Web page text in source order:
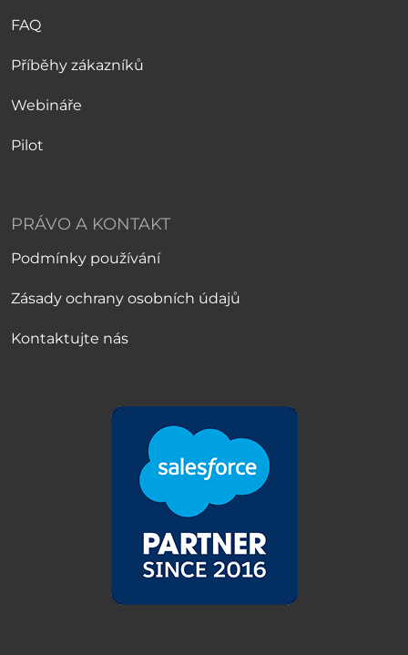
FAQ
Příběhy zákazníků
Webináře
Pilot
PRÁVO A KONTAKT
Podmínky používání
Zásady ochrany osobních údajů
Kontaktujte nás